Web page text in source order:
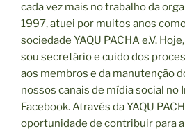
cada vez mais no trabalho da
1997, atuei por muitos anos
sociedade YAQU PACHA e.V.
sou secretário e cuido dos
aos membros e da manutenção
nossos canais de mídia social no
Facebook. Através da YAQU
oportunidade de contribuir para